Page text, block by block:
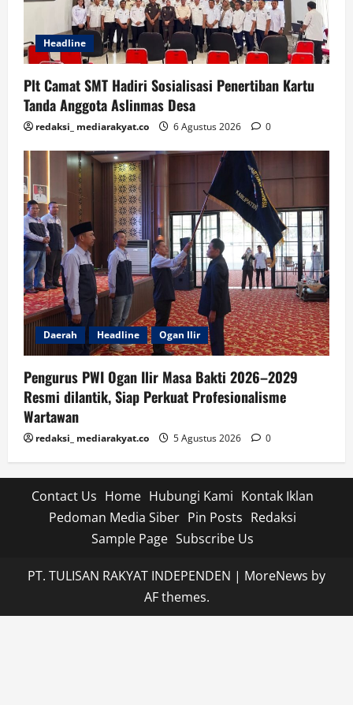
Headline
Plt Camat SMT Hadiri Sosialisasi Penertiban Kartu
Tanda Anggota Aslinmas Desa
redaksi_ mediarakyat.co 6 Agustus 2026 0
Daerah Headline Ogan Ilir
Pengurus PWI Ogan Ilir Masa Bakti 2026–2029
Resmi dilantik, Siap Perkuat Profesionalisme
Wartawan
redaksi_ mediarakyat.co 5 Agustus 2026 0
Contact Us Home Hubungi Kami Kontak Iklan
Pedoman Media Siber Pin Posts Redaksi
Sample Page Subscribe Us
PT. TULISAN RAKYAT INDEPENDEN | MoreNews by
AF themes.